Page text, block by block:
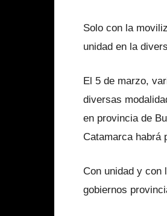
Solo con la
unidad en la
El 5 de marzo,
diversas
en provincia de
Catamarca habrá
Con unidad y con
gobiernos